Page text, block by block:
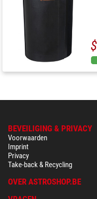
BEVEILIGING & PRIVACY
Voorwaarden
Imprint
Privacy
Take-back & Recycling
OVER ASTROSHOP.BE